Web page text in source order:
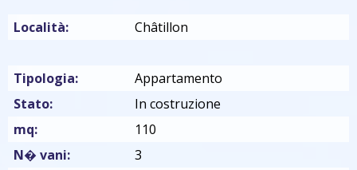
Località: Châtillon
Tipologia:
Appartamento
Stato:
In costruzione
mq:
110
N� vani:
3